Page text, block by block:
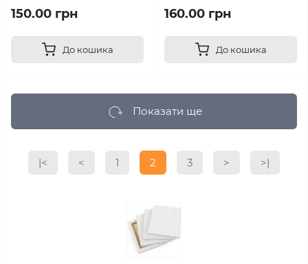
150.00 грн
До кошика
160.00 грн
До кошика
Показати ще
|< < 1 2 3 > >|